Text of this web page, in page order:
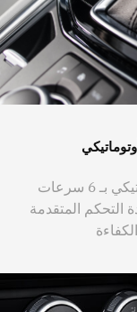
يتحول نظام SKYACTIV®-Drive الأوتوماتيكي بـ 6 سرعات
المتقدمة